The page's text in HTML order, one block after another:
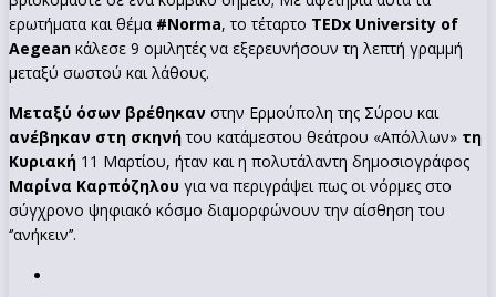
ερωτήματα και θέμα #Norma, το τέταρτο TEDx University of
Aegean κάλεσε 9 ομιλητές να εξερευνήσουν τη λεπτή γραμμή
μεταξύ σωστού και λάθους.
Μεταξύ όσων βρέθηκαν στην Ερμούπολη της Σύρου και
ανέβηκαν στη σκηνήτου κατάμεστου θεάτρου «Απόλλων» τη
Κυριακή 11 Μαρτίου, ήταν και η πολυτάλαντη δημοσιογράφος
Μαρίνα Καρπόζηλου για να περιγράψει πως οι νόρμες στο
σύγχρονο ψηφιακό κόσμο διαμορφώνουν την αίσθηση του
‘’ανήκειν’’.